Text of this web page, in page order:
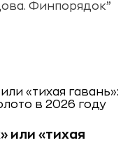
Финпорядок”
или «тихая